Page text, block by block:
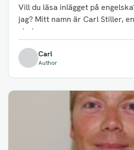
Vill du läsa inlägget på
jag? Mitt namn är Carl Stiller,
glad...
Carl
Author